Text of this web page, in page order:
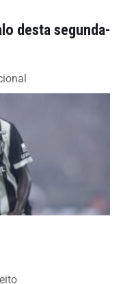
desta segunda-